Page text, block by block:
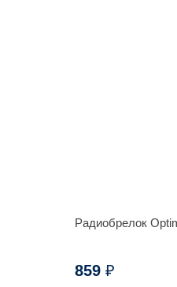
Радиобрелок
859₽